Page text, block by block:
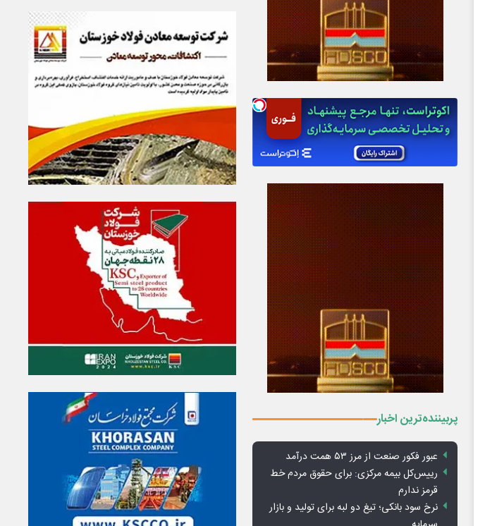
پربیننده‌ترین اخبار
عبور فکور صنعت از مرز ۵۳ همت درآمد
رییس‌کل بیمه مرکزی: برای حقوق مردم خط
قرمز ندارم
نرخ سود بانکی؛ تیغ دو لبه برای تولید و بازار